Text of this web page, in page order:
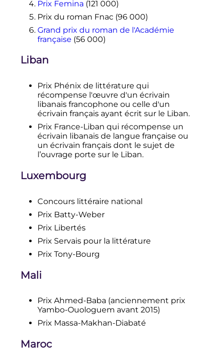
Prix Femina (121 000)
Prix du roman Fnac (96 000)
Grand prix du roman de l'Académie
française (56 000)
Liban
Prix Phénix de littérature qui
récompense l'œuvre d'un écrivain
libanais francophone ou celle d'un
écrivain français ayant écrit sur le Liban.
Prix France-Liban qui récompense un
écrivain libanais de langue française ou
un écrivain français dont le sujet de
l’ouvrage porte sur le Liban.
Luxembourg
Concours littéraire national
Prix Batty-Weber
Prix Libertés
Prix Servais pour la littérature
Prix Tony-Bourg
Mali
Prix Ahmed-Baba (anciennement prix
Yambo-Ouologuem avant 2015)
Prix Massa-Makhan-Diabaté
Maroc